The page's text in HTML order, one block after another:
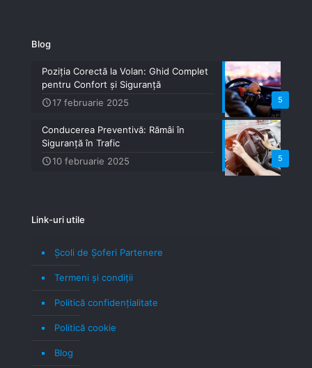
Blog
5
Poziția Corectă la Volan: Ghid Complet
pentru Confort și Siguranță
17 februarie 2025
5
Conducerea Preventivă: Rămâi în
Siguranță în Trafic
10 februarie 2025
Link-uri utile
Școli de Șoferi Partenere
Termeni şi condiţii
Politică confidenţialitate
Politică cookie
Blog